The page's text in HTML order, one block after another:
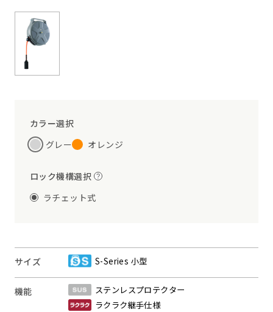
カラー選択
グレー
オレンジ
ロック機構選択 ?
ラチェット式
サイズ S-Series 小型
機能
ステンレスプロテクター
ラクラク継手仕様